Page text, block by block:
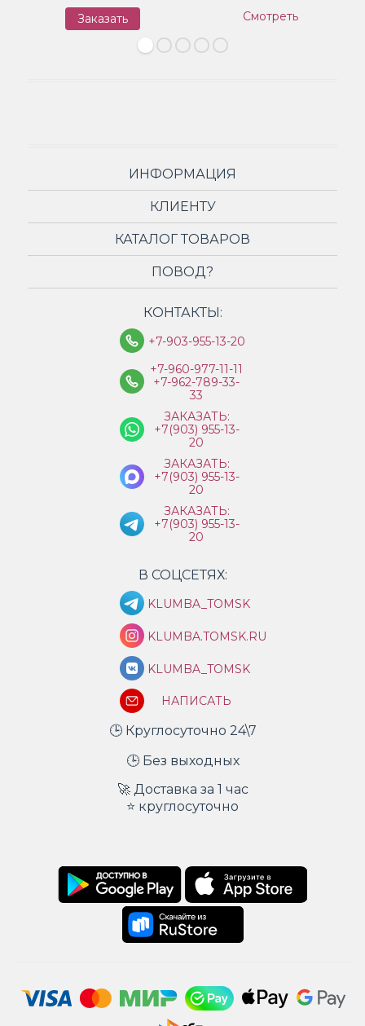
Заказать Смотреть
ИНФОРМАЦИЯ
КЛИЕНТУ
КАТАЛОГ ТОВАРОВ
ПОВОД?
КОНТАКТЫ:
+7-903-955-13-20
+7-960-977-11-11
+7-962-789-33-
33
ЗАКАЗАТЬ:
+7(903) 955-13-
20
ЗАКАЗАТЬ:
+7(903) 955-13-
20
ЗАКАЗАТЬ:
+7(903) 955-13-
20
В СОЦСЕТЯХ:
KLUMBA_TOMSK
KLUMBA.TOMSK.RU
KLUMBA_TOMSK
НАПИСАТЬ
🕒 Круглосуточно 24\7
🕒 Без выходных
🚀 Доставка за 1 час
⭐ круглосуточно